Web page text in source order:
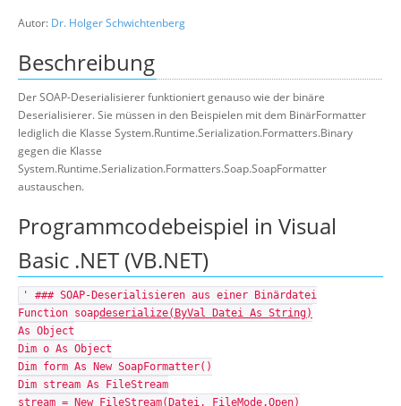
Autor: Dr. Holger Schwichtenberg
Beschreibung
Der SOAP-Deserialisierer funktioniert genauso wie der binäre
Deserialisierer. Sie müssen in den Beispielen mit dem BinärFormatter
lediglich die Klasse System.Runtime.Serialization.Formatters.Binary
gegen die Klasse
System.Runtime.Serialization.Formatters.Soap.SoapFormatter
austauschen.
Programmcodebeispiel in Visual
Basic .NET (VB.NET)
' ### SOAP-Deserialisieren aus einer Binärdatei
Function soapdeserialize(ByVal Datei As String)
As Object
Dim o As Object
Dim form As New SoapFormatter()
Dim stream As FileStream
stream = New FileStream(Datei, FileMode.Open)